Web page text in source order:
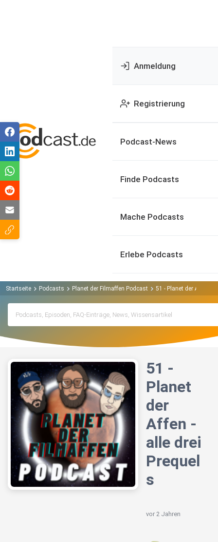
Anmeldung
Registrierung
Podcast-News
Finde Podcasts
Mache Podcasts
Erlebe Podcasts
Startseite Podcasts Planet der Filmaffen Podcast 51 - Planet der Affen -
51 -
Planet
der
Affen -
alle drei
Prequel
s
vor 2 Jahren